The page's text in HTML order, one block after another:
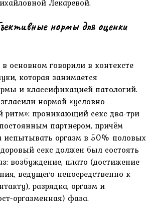
Лекаревой.
нормы для оценки
в основном говорили в контексте
которая занимается
и классификацией патологий.
нормой «условно
ритм»: проникающий секс два-три
партнером, причём
оргазм в 50% половых
секс должен был состоять
возбуждение, плато (достижение
ведущего непосредственно к
разрядка, оргазм и
оргазменная) фаза.